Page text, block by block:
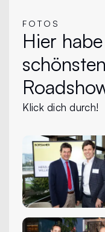
FOTOS
Hier
Klick dich durch!